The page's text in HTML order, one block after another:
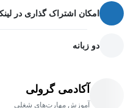
وارد کردن، صادر کردن و فروش
راه‌اندازی اتوماسیون با Airtable، Google Sheets و Google Cloud.
امکان اشتراک گذاری در
دو زبانه
آکادمی گرولی
آموزش مهارت‌های شغلی